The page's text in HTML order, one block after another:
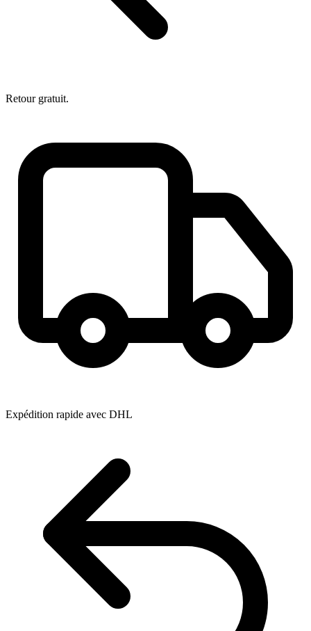
Retour gratuit.
Expédition rapide avec DHL